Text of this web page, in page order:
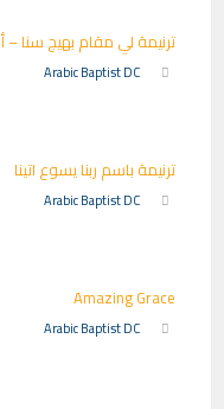
ترنيمة لي مقام بهيج سنا
Arabic Baptist DC
ترنيمة باسم ربنا يسوع اتينا
Arabic Baptist DC
Amazing Grace
Arabic Baptist DC